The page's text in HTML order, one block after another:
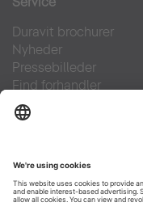
Duravit brochurer
Nyheder
Pressebilleder
Find forhandler
Kontakt
FAQs
Facebook